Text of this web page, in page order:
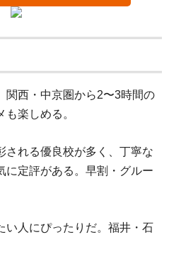
関西・中京圏から2〜3時間の
楽しめる。
される優良校が多く、丁寧な
に定評がある。早割・グルー
い人にぴったりだ。福井・石